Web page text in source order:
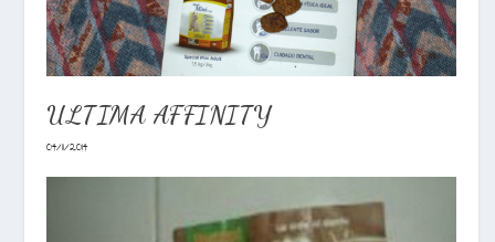
ULTIMA AFFINITY
04/11/2014